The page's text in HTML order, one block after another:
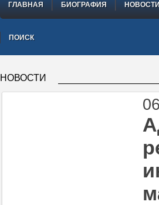
ГЛАВНАЯ БИОГРАФИЯ
ПОИСК
НОВОСТИ